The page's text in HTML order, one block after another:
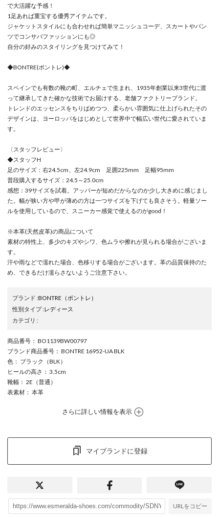
で大活躍な予感！
1足あれば重宝する優秀アイテムです。
ジャケットスタイルにも合わせれば簡単マニッシュコーデ、スカートやパン
ツでコンサバファッションにも◎
自分の好みのスタイリングを見つけてみて！
◆BONTRE(ボントレ)◆
スペインでも有数の靴の町、エルチェで生まれ、1935年創業以来3世代に渡
って継承してきた確かな技術でお届けする、老舗ファクトリーブランド。
トレンドのエッセンスをちりばめつつ、柔らかい雰囲気に仕上げられたその
デザインは、ヨーロッパをはじめとして世界中で幅広い世代に愛されていま
す。
〈スタッフレビュー〉
◆スタッフH
足のサイズ：右24.5cm、左24.9cm 足囲225mm 足幅95mm
普段購入するサイズ：24.5～25.0cm
感想：39サイズを試着。アッパーが短めだからなのか少し大きめに感じまし
た。幅が狭い方や甲が薄めの方は一つサイズを下げても良さそう。軽量ソー
ルを使用しているので、スニーカー感覚で使えるのがgood！
※本革(天然皮革)の商品について
素材の特性上、多少のキズやシワ、色ムラや擦れが見られる場合がございま
す。
汗や雨などで濡れた場合、色移りする場合がございます。革の品質保持のた
め、できるだけ濡らさないようご注意下さい。
ブランド :BONTRE （ボントレ）
性別タイプ:レディース
カテゴリ :
商品番号 ： BO1139BW00797
ブランド商品番号 ： BONTRE 16952-UA BLK
色 ： ブラック（BLK）
ヒールの高さ ： 3.5cm
靴幅 ： 2E（普通）
表素材 ： 本革
さらに詳しい情報を表示
マイブランドに登録
URLをコピー